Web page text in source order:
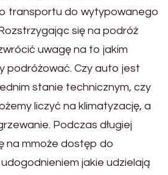
transportu do wytypowanego
się na podróż
uwagę na to jakim
podróżować. Czy auto jest
stanie technicznym, czy
liczyć na klimatyzację, a
Podczas długiej
na mmoże dostęp do
jakie udzielają